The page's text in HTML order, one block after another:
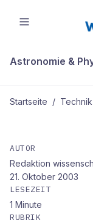
Astronomie &
Startseite /
Das
AUTOR
Redaktion
21. Oktober 2003
LESEZEIT
1 Minute
RUBRIK